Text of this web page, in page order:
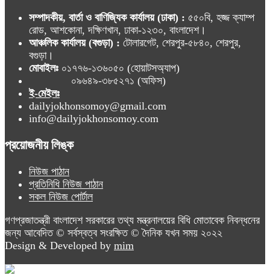
সম্পাদকীয়, বার্তা ও বাণিজ্যিক কার্যালয় (ঢাকা) : ৫৫০বি, হজ্জ ক্যাম্প
রোড, আশকোনা, দক্ষিণখান, ঢাকা-১২৩০, বাংলাদেশ।
আঞ্চলিক কার্যালয় (বগুড়া) : টোলারগেট, শেরপুর-৫৮৪০, শেরপুর,
বগুড়া।
মোবাইলঃ ০১৭৭৬-১৩৬০৫০ (হোয়াটসঅ্যাপ)
০৯৬৪৯-৩৮৫২৭১ (অফিস)
ই-মেইলঃ
dailyjokhonsomoy@gmail.com
info@dailyjokhonsomoy.com
প্রয়োজনীয় লিঙ্ক
নিউজ পাঠান
প্রতিনিধি নিউজ পাঠান
সকল নিউজ পোর্টাল
গণপ্রজাতন্ত্রী বাংলাদেশ সরকারের তথ্য মন্ত্রনালয়ের বিধি মোতাবেক নিবন্ধনের
জন্য আবেদিত © সর্বস্বত্ব সংরক্ষিত © দৈনিক যখন সময় ২০২২
Design & Developed by mim